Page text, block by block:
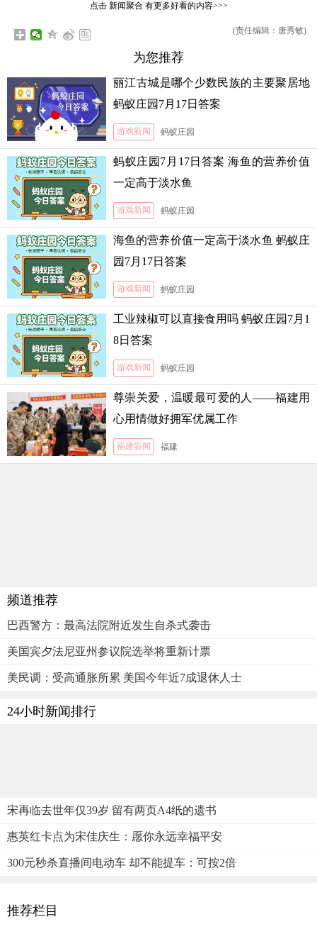
点击 新闻聚合有更多好看的内容>>>
(责任编辑：唐秀敏)
为您推荐
丽江古城是哪个少数民族的主要聚居地
蚂蚁庄园7月17日答案
游戏新闻 蚂蚁庄园
蚂蚁庄园7月17日答案 海鱼的营养价值
一定高于淡水鱼
游戏新闻 蚂蚁庄园
海鱼的营养价值一定高于淡水鱼 蚂蚁庄
园7月17日答案
游戏新闻 蚂蚁庄园
工业辣椒可以直接食用吗 蚂蚁庄园7月1
8日答案
游戏新闻 蚂蚁庄园
尊崇关爱，温暖最可爱的人——福建用
心用情做好拥军优属工作
福建新闻 福建
频道推荐
巴西警方：最高法院附近发生自杀式袭击
美国宾夕法尼亚州参议院选举将重新计票
美民调：受高通胀所累 美国今年近7成退休人士
24小时新闻排行
宋再临去世年仅39岁 留有两页A4纸的遗书
惠英红卡点为宋佳庆生：愿你永远幸福平安
300元秒杀直播间电动车 却不能提车：可按2倍
推荐栏目